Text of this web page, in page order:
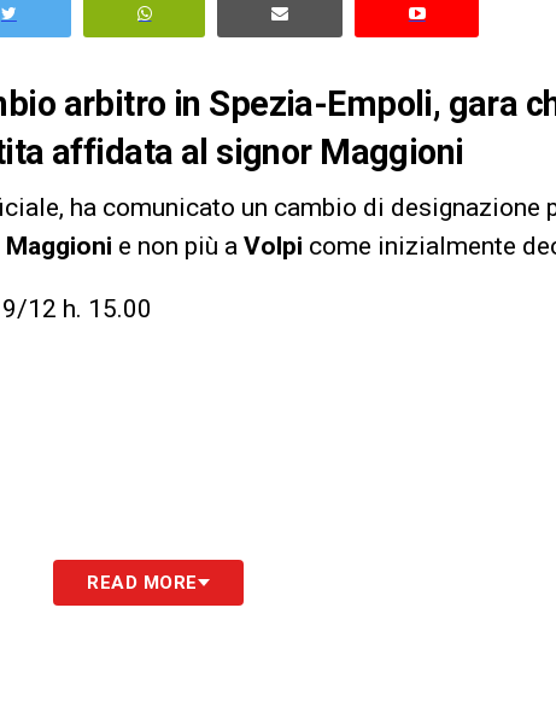
arbitro in Spezia-Empoli, gara
affidata al signor Maggioni
ha comunicato un cambio di designazione
Maggioni e non più a Volpi come inizialmente
12 h. 15.00
NEWSREAD MORE